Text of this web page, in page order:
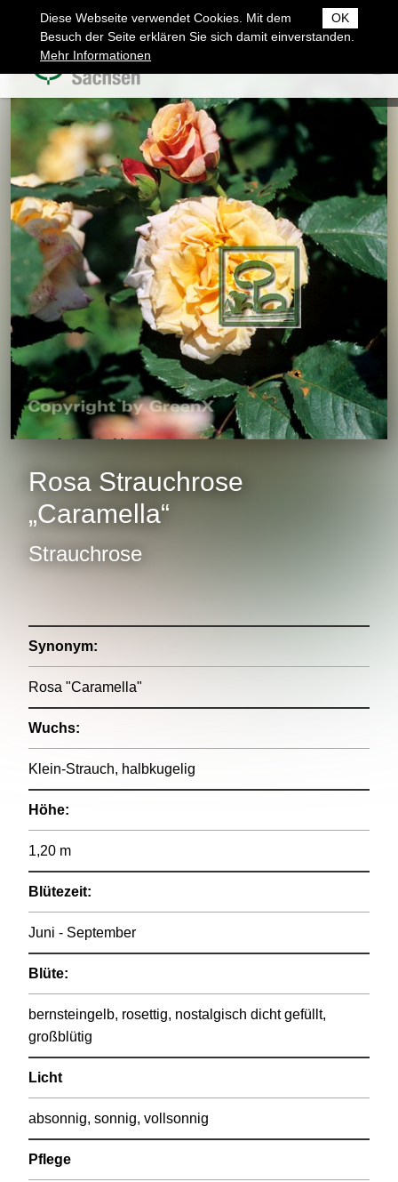
OK
Diese Webseite verwendet Cookies. Mit dem
Besuch der Seite erklären Sie sich damit einverstanden.
Mehr Informationen
Rosa Strauchrose
„Caramella“
Strauchrose
Synonym:
Rosa "Caramella"
Wuchs:
Klein-Strauch, halbkugelig
Höhe:
1,20 m
Blütezeit:
Juni - September
Blüte:
bernsteingelb, rosettig, nostalgisch dicht gefüllt,
großblütig
Licht
absonnig, sonnig, vollsonnig
Pflege